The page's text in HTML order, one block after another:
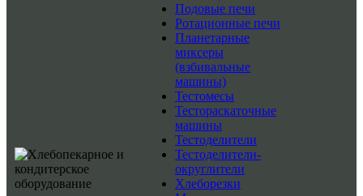
Подовые печи
Ротационные печи
Планетарные
миксеры
(взбивальные
машины)
Тестомесы
Тестораскаточные
машины
Тестоделители
Тестоделители-
округлители
Хлеборезки